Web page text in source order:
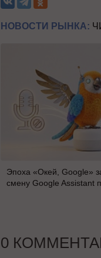
НОВОСТИ РЫНКА:
Эпоха «Окей, Google»
смену Google Assistant
0